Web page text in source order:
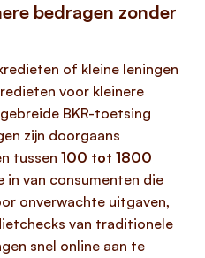
bedragen zonder
of kleine leningen
voor kleinere
BKR-toetsing
zijn doorgaans
tussen 100 tot 1800
in van consumenten die
onverwachte uitgaven,
van traditionele
snel online aan te